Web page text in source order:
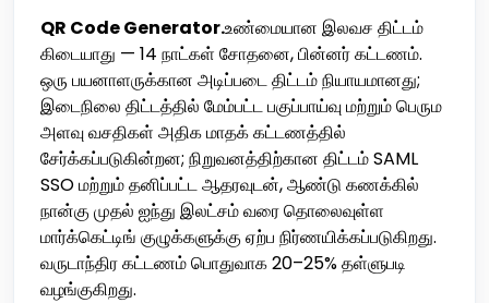
QR Code Generator.உண்மையான இலவச திட்டம்
கிடையாது — 14 நாட்கள் சோதனை, பின்னர் கட்டணம்.
ஒரு பயனாளருக்கான அடிப்படை திட்டம் நியாயமானது;
இடைநிலை திட்டத்தில் மேம்பட்ட பகுப்பாய்வு மற்றும் பெரும
அளவு வசதிகள் அதிக மாதக் கட்டணத்தில்
சேர்க்கப்படுகின்றன; நிறுவனத்திற்கான திட்டம் SAML
SSO மற்றும் தனிப்பட்ட ஆதரவுடன், ஆண்டு கணக்கில்
நான்கு முதல் ஐந்து இலட்சம் வரை தொலைவுள்ள
மார்க்கெட்டிங் குழுக்களுக்கு ஏற்ப நிர்ணயிக்கப்படுகிறது.
வருடாந்திர கட்டணம் பொதுவாக 20–25% தள்ளுபடி
வழங்குகிறது.